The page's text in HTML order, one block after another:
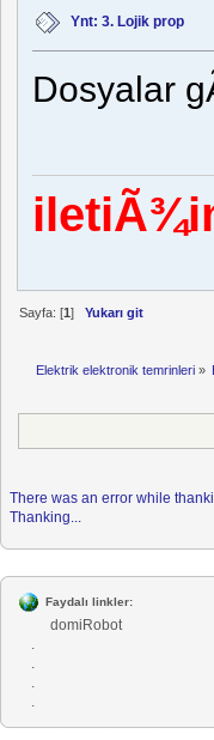
Ynt: 3. Lojik prop
Dosyalar
Sayfa: [1] Yukarı git
Elektrik elektronik temrinleri»
There was an error while
Thanking...
Faydalı linkler:
domiRobot
.
.
.
.